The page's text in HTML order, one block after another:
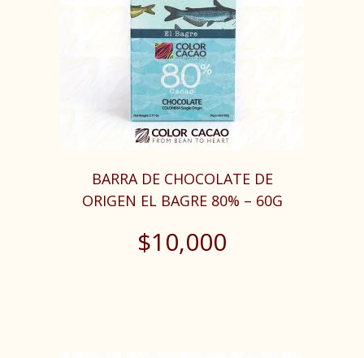
BARRA DE CHOCOLATE DE
ORIGEN EL BAGRE 80% – 60G
$10,000